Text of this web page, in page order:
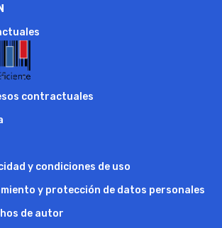
contractuales
y condiciones de uso
y protección de datos personales
de autor